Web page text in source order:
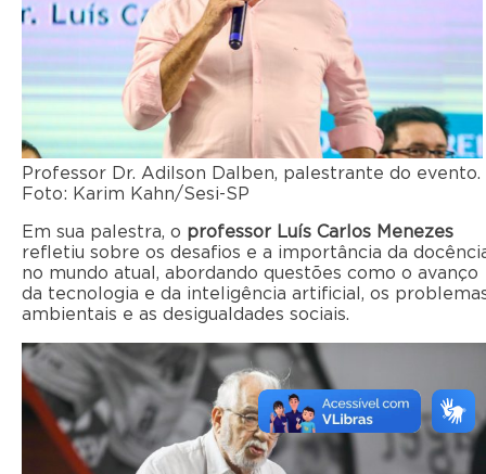
Professor Dr. Adilson Dalben, palestrante do evento.
Foto: Karim Kahn/Sesi-SP
Em sua palestra, o professor Luís Carlos Menezes
refletiu sobre os desafios e a importância da
no mundo atual, abordando questões como o avanço
da tecnologia e da inteligência artificial, os
ambientais e as desigualdades sociais.